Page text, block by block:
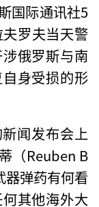
国际通讯社5
罗夫当天警
俄罗斯与南
身受损的形
闻发布会上
（Reuben B
弹药有何看
其他海外大